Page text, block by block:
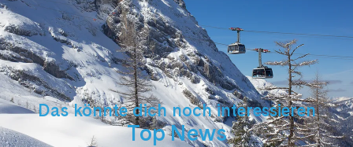
Das könnte dich noch interessieren
Top News